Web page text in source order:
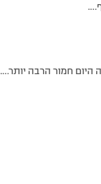
היום חמור הרבה יותר….